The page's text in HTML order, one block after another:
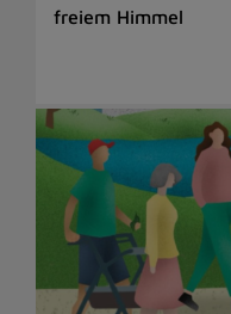
freiem Himmel